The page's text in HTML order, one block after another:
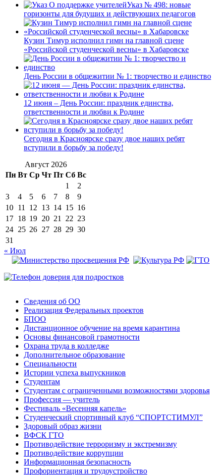
Указ № 498: новые
горизонты для будущих и действующих педагогов
Кузин Тимур исполнил гимн на главной сцене
«Российской студенческой весны» в Хабаровске
День России в общежитии № 1: творчество и единство
12 июня – День России: праздник единства,
ответственности и любви к Родине
Сегодня в Красноярске сразу двое наших ребят
вступили в борьбу за победу!
Август 2026
Пн Вт Ср Чт Пт Сб Вс
1
2
3
4 5 6 7 8
9
10 11 12 13 14 15 16
17 18 19 20 21 22 23
24 25 26 27 28 29 30
31
« Июл
Сведения об ОО
Реализация Федеральных проектов
БПОО
Дистанционное обучение на время карантина
Основы финансовой грамотности
Охрана труда в колледже
Дополнительное образование
Специальности
Истории успеха выпускников
Студентам
Студентам с ограниченными возможностями здоровья
Профессия — учитель
Фестиваль «Весенняя капель»
Студенческий спортивный клуб “СПОРТСТИМУЛ”
Здоровый образ жизни
ВФСК ГТО
Противодействие терроризму и экстремизму
Противодействие коррупции
Информационная безопасность
Профориентация и трудоустройство